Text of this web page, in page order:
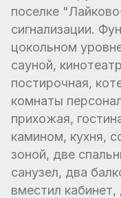
поселке
сигнализации.
цокольном
сауной,
постирочная,
комнаты
прихожая,
камином, кухня,
зоной, две
санузел, два
вместил кабинет,